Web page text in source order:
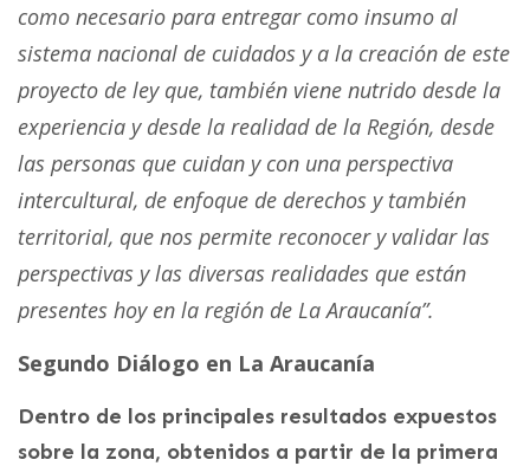
como necesario para entregar como insumo al
sistema nacional de cuidados y a la creación de este
proyecto de ley que, también viene nutrido desde la
experiencia y desde la realidad de la Región, desde
las personas que cuidan y con una perspectiva
intercultural, de enfoque de derechos y también
territorial, que nos permite reconocer y validar las
perspectivas y las diversas realidades que están
presentes hoy en la región de La Araucanía”.
Segundo Diálogo en La Araucanía
Dentro de los principales resultados expuestos
sobre la zona, obtenidos a partir de la primera